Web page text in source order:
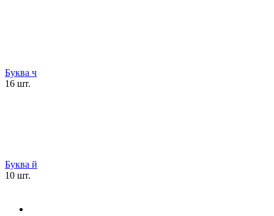
Буква ч
16 шт.
Буква й
10 шт.